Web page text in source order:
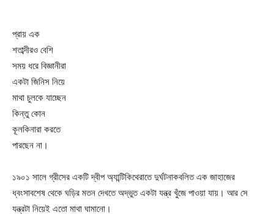
প্রায় এক
শতাব্দীরও বেশি
সময় ধরে বিজ্ঞানীরা
একটা জিনিস নিয়ে
মাথা চুলকে যাচ্ছেন
কিন্তু কোন
কূলকিনারা করতে
পারছেন না।
১৯০১ সালে গ্রীসের একটি দ্বীপ অ্যান্টিকিথেরাতে দুর্ঘটনাকবলিত এক জাহাজের
ধ্বংসাবশেষ থেকে ঘড়ির মতন দেখতে অদ্ভুত একটা যন্ত্র খুঁজে পাওয়া যায়। আর সে
যন্ত্রটা নিয়েই এতো মাথা ঘামানো।